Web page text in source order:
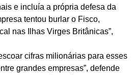
e incluía a própria defesa da
tentou burlar o Fisco,
nas Ilhas Virges Britânicas”,
cifras milionárias para esses
grandes empresas”, defende